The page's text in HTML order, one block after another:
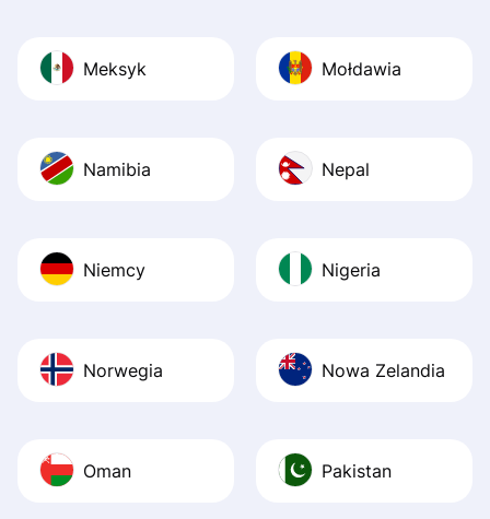
Meksyk Mołdawia
Namibia Nepal
Niemcy Nigeria
Norwegia Nowa Zelandia
Oman Pakistan